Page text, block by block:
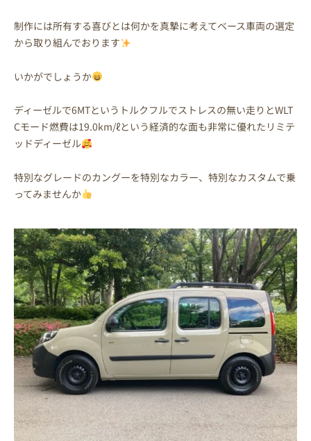
制作には所有する喜びとは何かを真摯に考えてベース車両の選定
から取り組んでおります
いかがでしょうか
ディーゼルで6MTというトルクフルでストレスの無い走りとWLT
Cモード燃費は19.0km/ℓという経済的な面も非常に優れたリミテ
ッドディーゼル
特別なグレードのカングーを特別なカラー、特別なカスタムで乗
ってみませんか